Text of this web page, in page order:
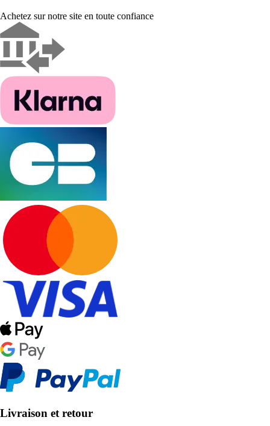
Achetez sur notre site en toute confiance
Livraison et retour